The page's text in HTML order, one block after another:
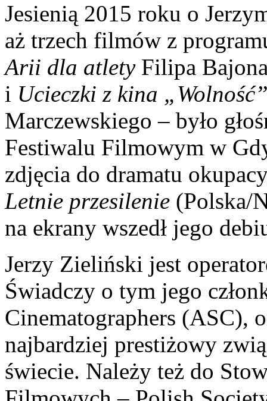
Jesienią 2015 roku o
aż trzech filmów z
Arii dla atletyFilipa
i Ucieczki z kina
Marczewskiego – było
Festiwalu Filmowym w
zdjęcia do dramatu
Letnie przesilenie (Polska/
na ekrany wszedł jego
Jerzy Zieliński jest
Świadczy o tym jego
Cinematographers (ASC),
najbardziej prestiżowy
świecie. Należy też do